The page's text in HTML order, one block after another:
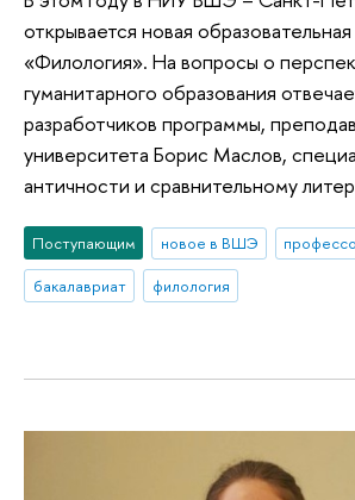
открывается новая
«Филология». На вопросы о
гуманитарного образования
разработчиков программы,
университета Борис Маслов,
античности и сравнительному
Поступающим новое в ВШЭ
бакалавриат
филология